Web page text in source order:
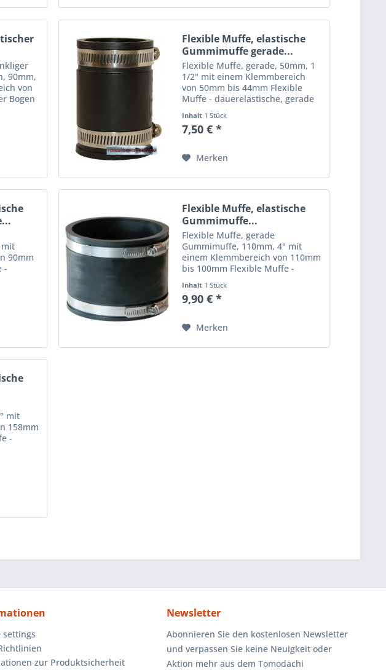
90mm,
von
Bogen
Flexible Muffe, elastische
Gummimuffe gerade...
Flexible Muffe, gerade, 50mm, 1
1/2" mit einem Klemmbereich
von 50mm bis 44mm Flexible
Muffe - dauerelastische, gerade
gefertigt aus einem PVC
Elastomer, die durch Schellen
Inhalt 1 Stück
7,50 € *
Merken
mit
90mm
-
aus
durch
Flexible Muffe, elastische
Gummimuffe...
Flexible Muffe, gerade
Gummimuffe, 110mm, 4" mit
einem Klemmbereich von 110mm
bis 100mm Flexible Muffe -
Rohrverbindungen, gefertigt aus
einem PVC Elastomer, die durch
Inhalt 1 Stück
9,90 € *
Merken
mit
158mm
-
aus
durch
settings
zur Produktsicherheit
Newsletter
Abonnieren Sie den kostenlosen Newsletter
und verpassen Sie keine Neuigkeit oder
Aktion mehr aus dem Tomodachi